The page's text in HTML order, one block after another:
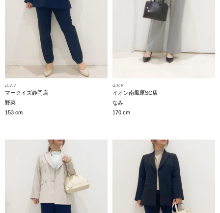
a.v.v
マークイズ静岡店
野菜
153 cm
a.v.v
イオン南風原SC店
なみ
170 cm